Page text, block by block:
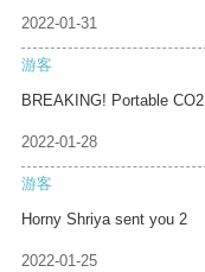
2022-01-31
游客
BREAKING! Portable CO2
2022-01-28
游客
Horny Shriya sent you 2
2022-01-25